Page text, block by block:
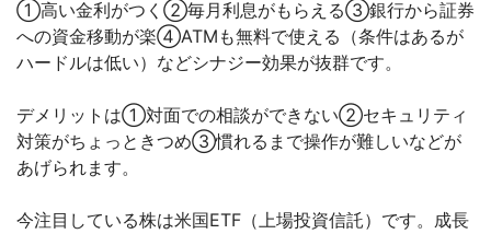
①高い金利がつく②毎月利息がもらえる③銀行から証券
への資金移動が楽④ATMも無料で使える（条件はあるが
ハードルは低い）などシナジー効果が抜群です。
デメリットは①対面での相談ができない②セキュリティ
対策がちょっときつめ③慣れるまで操作が難しいなどが
あげられます。
今注目している株は米国ETF（上場投資信託）です。成長